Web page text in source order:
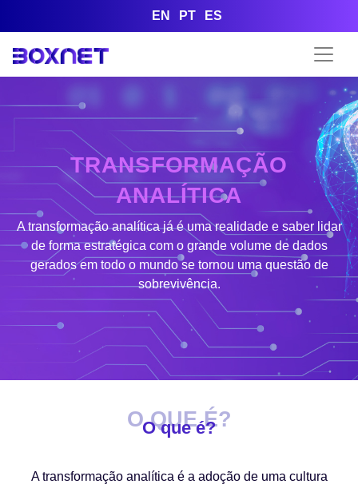
EN PT ES
TRANSFORMAÇÃO
ANALÍTICA
A transformação analítica já é uma realidade e saber lidar
de forma estratégica com o grande volume de dados
gerados em todo o mundo se tornou uma questão de
sobrevivência.
O QUE É?
O que é?
A transformação analítica é a adoção de uma cultura